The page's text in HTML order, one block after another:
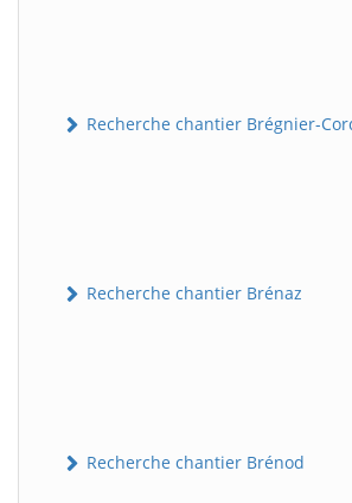
Recherche chantier Brégnier-
Recherche chantier Brénaz
Recherche chantier Brénod